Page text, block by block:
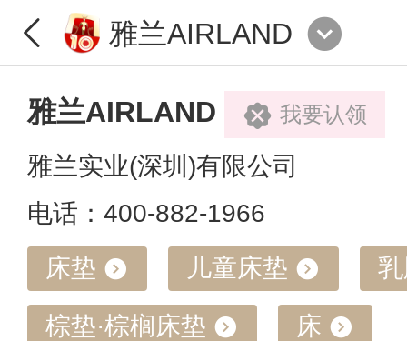
雅兰AIRLAND
雅兰AIRLAND 我要认领
雅兰实业(深圳)有限公司
电话：400-882-1966
床垫
儿童床垫
棕垫·棕榈床垫 床